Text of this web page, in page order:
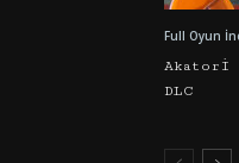
Full Oyun
Akatori
DLC